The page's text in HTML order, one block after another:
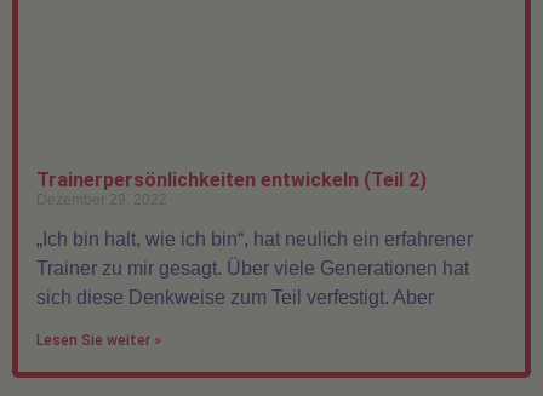
Trainerpersönlichkeiten entwickeln (Teil 2)
Dezember 29, 2022
„Ich bin halt, wie ich bin“, hat neulich ein erfahrener
Trainer zu mir gesagt. Über viele Generationen hat
sich diese Denkweise zum Teil verfestigt. Aber
Lesen Sie weiter »